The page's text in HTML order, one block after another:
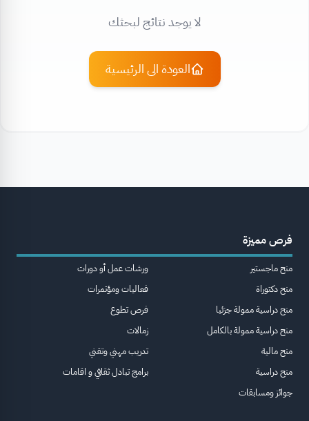
لا يوجد نتائج لبحثك
العودة الى الرئيسية
فرص مميزة
منح ماجستير
منح دكتوراة
منح دراسية ممولة جزئيا
منح دراسية ممولة بالكامل
منح مالية
منح دراسية
جوائز ومسابقات
ورشات عمل أو دورات
فعاليات ومؤتمرات
فرص تطوع
زمالات
تدريب مهني وتقني
برامج تبادل ثقافي و اقامات